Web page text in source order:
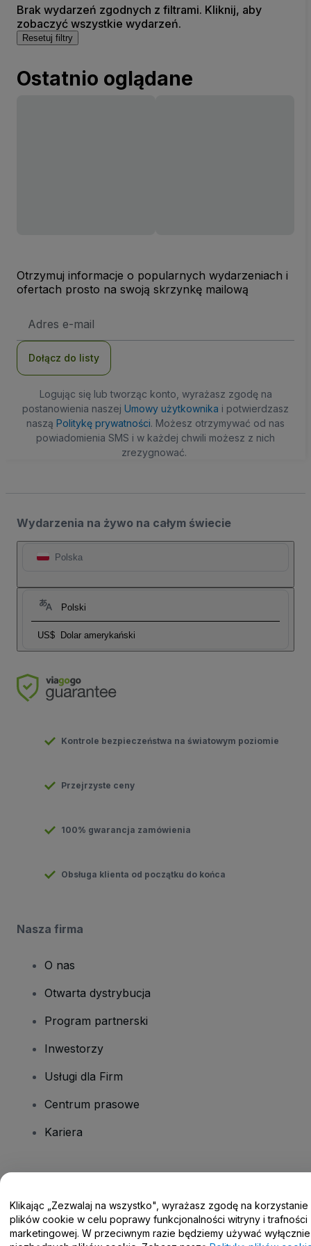
Brak wydarzeń zgodnych z filtrami. Kliknij, aby
zobaczyć wszystkie wydarzeń.
Resetuj filtry
Ostatnio oglądane
Otrzymuj informacje o popularnych wydarzeniach i
ofertach prosto na swoją skrzynkę mailową
e-
Dołącz do listy
Logując się lub tworząc konto, wyrażasz zgodę na
postanowienia naszej Umowy użytkownika i potwierdzasz
naszą Politykę prywatności. Możesz otrzymywać od nas
powiadomienia SMS i w każdej chwili możesz z nich
zrezygnować.
Wydarzenia na żywo na całym świecie
Polska
Polski
US$ Dolar amerykański
Kontrole bezpieczeństwa na światowym poziomie
Przejrzyste ceny
100% gwarancja zamówienia
Obsługa klienta od początku do końca
Nasza firma
O nas
Otwarta dystrybucja
Program partnerski
Inwestorzy
Usługi dla Firm
Centrum prasowe
Kariera
Centrum pomocy / Skontaktuj się z nami
Klikając „Zezwalaj na wszystko", wyrażasz zgodę na korzystanie
plików cookie w celu poprawy funkcjonalności witryny i trafności
marketingowej. W przeciwnym razie będziemy używać wyłącznie